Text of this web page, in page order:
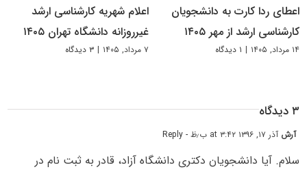
اعطای ردا کارت به دانشجویان
کارشناسی ارشد از مهر ۱۴۰۵
۱۴ مرداد, ۱۴۰۵ | ۱ دیدگاه
اعلام شهریه کارشناسی ارشد
غیرروزانه دانشگاه تهران ۱۴۰۵
۷ مرداد, ۱۴۰۵ | ۳ دیدگاه
۳ دیدگاه
آرش آذر ۱۷, ۱۳۹۶ at ۳:۴۲ ب٫ظ - Reply
سلام. آیا دانشجویان دکتری دانشگاه آزاد، قادر به ثبت نام در